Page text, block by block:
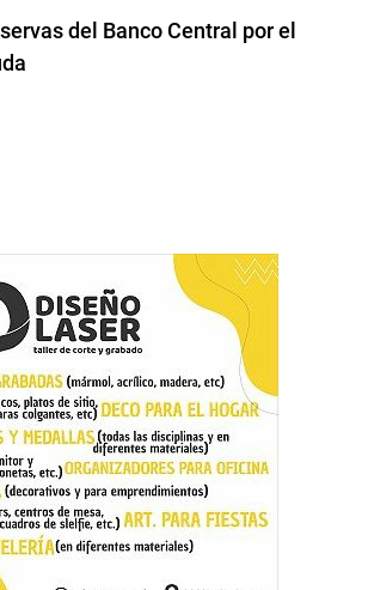
del Banco Central por el